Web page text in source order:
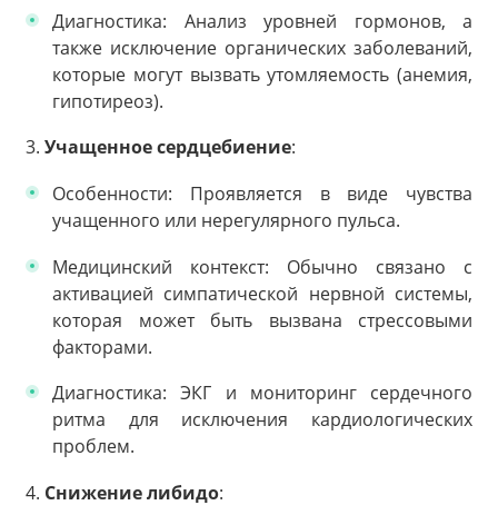
Диагностика: Анализ уровней гормонов, а
также исключение органических заболеваний,
которые могут вызвать утомляемость (анемия,
гипотиреоз).
3. Учащенное сердцебиение:
Особенности: Проявляется в виде чувства
учащенного или нерегулярного пульса.
Медицинский контекст: Обычно связано с
активацией симпатической нервной системы,
которая может быть вызвана стрессовыми
факторами.
Диагностика: ЭКГ и мониторинг сердечного
ритма для исключения кардиологических
проблем.
4. Снижение либидо: